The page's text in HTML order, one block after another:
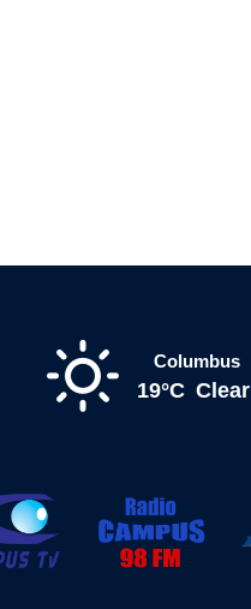
Columbus
19°C Clear